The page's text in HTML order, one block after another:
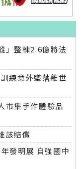
整棟2.6億將法
練意外墜落離世
市集手作體驗品
該賠償
發明展 自強國中